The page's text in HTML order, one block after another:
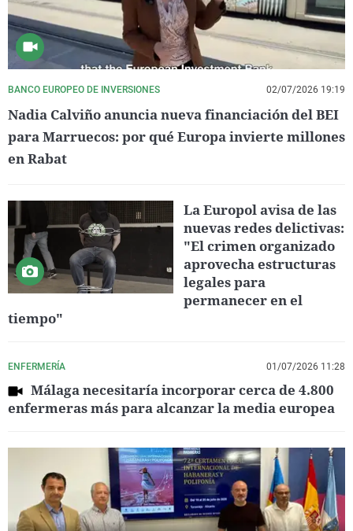
BANCO EUROPEO DE INVERSIONES 02/07/2026 19:19
Nadia Calviño anuncia nueva financiación del BEI
para Marruecos: por qué Europa invierte millones
en Rabat
La Europol avisa de las
nuevas redes delictivas:
"El crimen organizado
aprovecha estructuras
legales para
permanecer en el
tiempo"
ENFERMERÍA 01/07/2026 11:28
Málaga necesitaría incorporar cerca de 4.800
enfermeras más para alcanzar la media europea